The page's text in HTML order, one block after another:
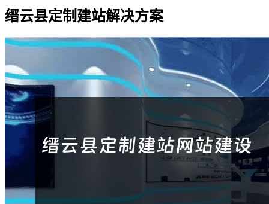
缙云县定制建站解决方案